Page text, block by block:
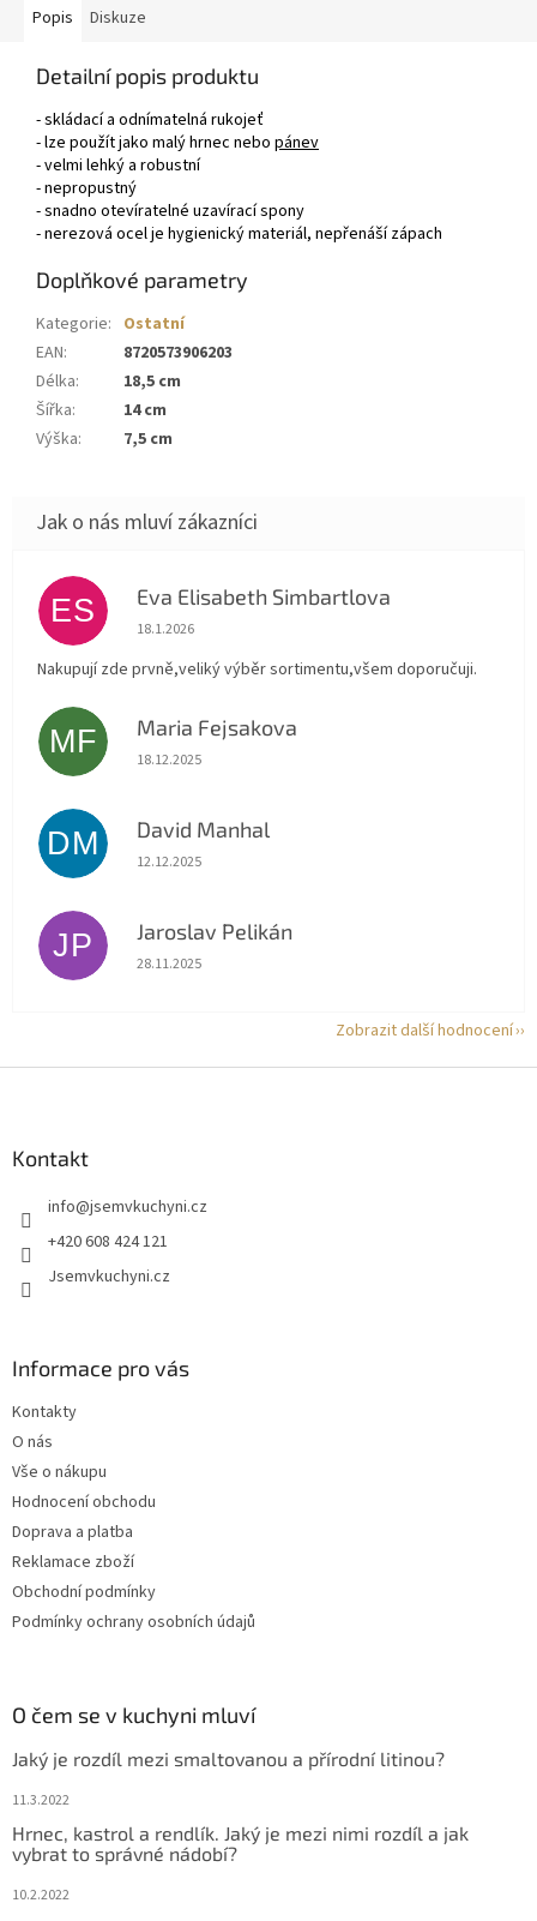
Popis Diskuze
Detailní popis produktu
- skládací a odnímatelná rukojeť
- lze použít jako malý hrnec nebo pánev
- velmi lehký a robustní
- nepropustný
- snadno otevíratelné uzavírací spony
- nerezová ocel je hygienický materiál, nepřenáší zápach
Doplňkové parametry
Kategorie: Ostatní
EAN:
8720573906203
Délka:
18,5 cm
Šířka:
14 cm
Výška: 7,5 cm
ES Eva Elisabeth Simbartlova
Hodnocení obchodu je 5 z 5 hvězdiček.
18.1.2026
Nakupují zde prvně,veliký výběr sortimentu,všem doporučuji.
MF Maria Fejsakova
Hodnocení obchodu je 5 z 5 hvězdiček.
18.12.2025
DM David Manhal
Hodnocení obchodu je 5 z 5 hvězdiček.
12.12.2025
JP Jaroslav Pelikán
Hodnocení obchodu je 5 z 5 hvězdiček.
28.11.2025
Zobrazit další hodnocení
Kontakt
info@jsemvkuchyni.cz
+420 608 424 121
Jsemvkuchyni.cz
Informace pro vás
Kontakty
O nás
Vše o nákupu
Hodnocení obchodu
Doprava a platba
Reklamace zboží
Obchodní podmínky
Podmínky ochrany osobních údajů
O čem se v kuchyni mluví
Jaký je rozdíl mezi smaltovanou a přírodní litinou?
11.3.2022
Hrnec, kastrol a rendlík. Jaký je mezi nimi rozdíl a jak
vybrat to správné nádobí?
10.2.2022